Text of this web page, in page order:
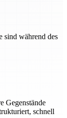
sind während des
Gegenstände
schnell